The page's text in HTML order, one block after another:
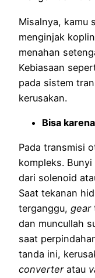
Misalnya, kamu
menginjak
menahan
Kebiasaan
pada sistem
kerusakan.
Bisa
Pada transmisi
kompleks.
dari solenoid
Saat tekanan
terganggu, gear
dan muncullah
saat
tanda ini,
converteratau